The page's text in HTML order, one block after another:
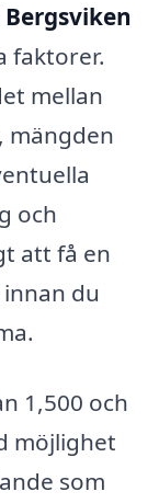
faktorer.
mellan
mängden
och
att få en
du
1,500 och
möjlighet
som